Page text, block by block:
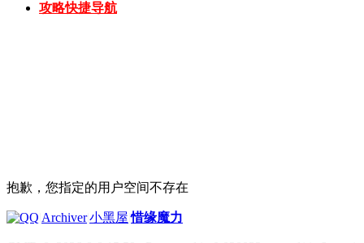
攻略快捷导航
抱歉，您指定的用户空间不存在
Archiver|小黑屋|惜缘魔力